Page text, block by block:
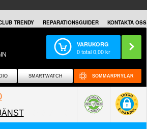
TRENDY REPARATIONSGUIDER KONTAKTA OSS
VARUKORG
0total0,00kr
SMARTWATCH SOMMARPRYLAR